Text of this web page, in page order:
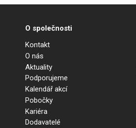
O společnosti
Kontakt
O nás
Aktuality
Podporujeme
Kalendář akcí
Pobočky
Kariéra
Dodavatelé